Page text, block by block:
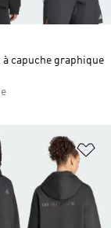
capuche graphique
de produits